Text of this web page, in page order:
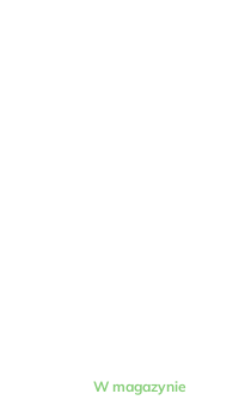
W magazynie